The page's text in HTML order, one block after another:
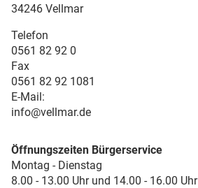
34246 Vellmar
Telefon
0561 82 92 0
Fax
0561 82 92 1081
E-Mail:
info@vellmar.de
Öffnungszeiten Bürgerservice
Montag - Dienstag
8.00 - 13.00 Uhr und 14.00 - 16.00 Uhr